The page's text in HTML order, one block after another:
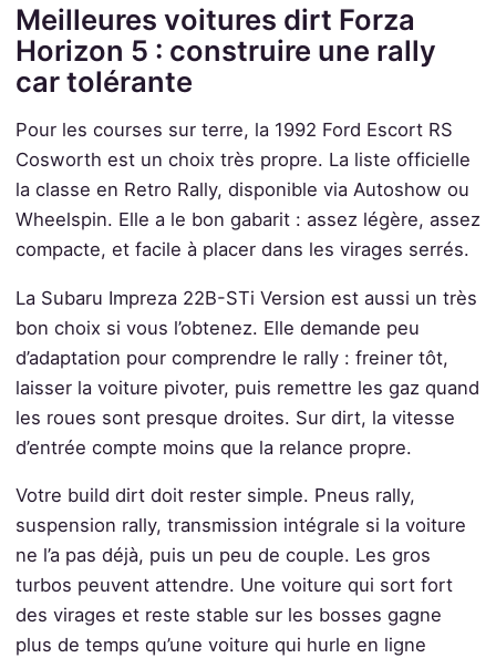
Meilleures voitures dirt Forza
Horizon 5 : construire une rally
car tolérante
Pour les courses sur terre, la 1992 Ford Escort RS
Cosworth est un choix très propre. La liste officielle
la classe en Retro Rally, disponible via Autoshow ou
Wheelspin. Elle a le bon gabarit : assez légère, assez
compacte, et facile à placer dans les virages serrés.
La Subaru Impreza 22B-STi Version est aussi un très
bon choix si vous l’obtenez. Elle demande peu
d’adaptation pour comprendre le rally : freiner tôt,
laisser la voiture pivoter, puis remettre les gaz quand
les roues sont presque droites. Sur dirt, la vitesse
d’entrée compte moins que la relance propre.
Votre build dirt doit rester simple. Pneus rally,
suspension rally, transmission intégrale si la voiture
ne l’a pas déjà, puis un peu de couple. Les gros
turbos peuvent attendre. Une voiture qui sort fort
des virages et reste stable sur les bosses gagne
plus de temps qu’une voiture qui hurle en ligne